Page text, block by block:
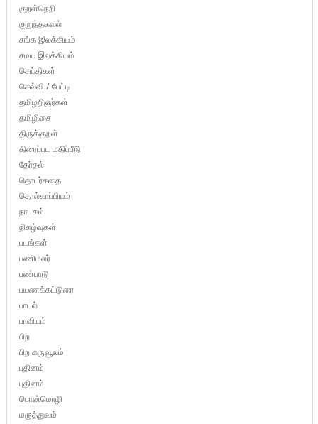
குறள்நெறி
குறுந்தகவல்
சங்க இலக்கியம்
சமய இலக்கியம்
செய்திகள்
செவ்வி / பேட்டி
தமிழறிஞர்கள்
தமிழிசை
திருக்குறள்
திரைப்பட மதிப்பீடு
தேர்தல்
தொடர்கதை
தொல்காப்பியம்
நாடகம்
நிகழ்வுகள்
படங்கள்
பணிமலர்
பண்பாடு
பயணக்கட்டுரை
பாடல்
பாவியம்
பிற
பிற கருவூலம்
புதினம்
புதினம்
பொன்மொழி
மருத்துவம்